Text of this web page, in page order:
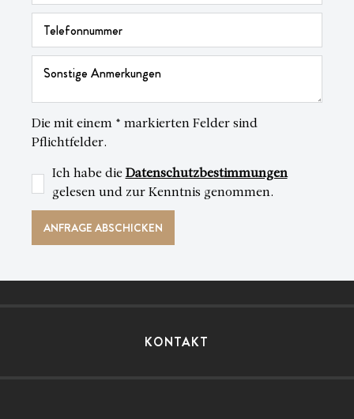
Die mit einem * markierten Felder sind
Pflichtfelder.
Ich habe die Datenschutzbestimmungen
gelesen und zur Kenntnis genommen.
KONTAKT